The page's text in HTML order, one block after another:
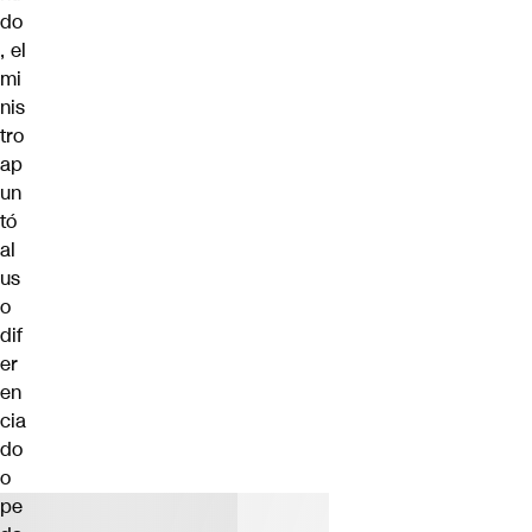
do
, el
mi
nis
tro
ap
un
tó
al
us
o
dif
er
en
cia
do
o
pe